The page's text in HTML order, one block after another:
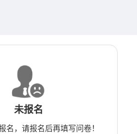
未报名
名，请报名后再填写问卷！